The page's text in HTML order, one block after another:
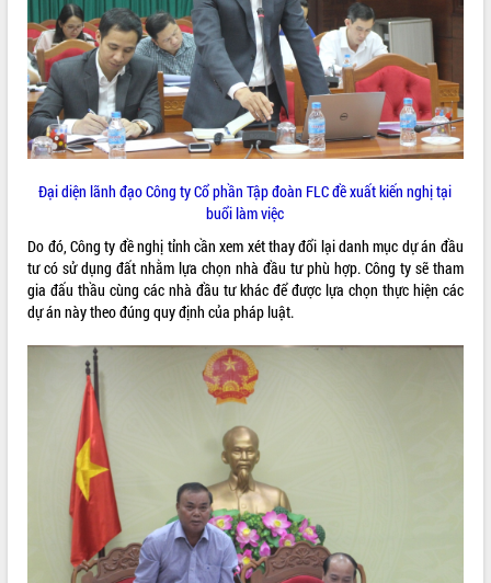
Khám bệnh, cấp phát thuốc miễn phí
và tặng quà người dân xã Cư Pui
Hội nghị UBND tỉnh Đắk Lắk thường kỳ
Lễ truy tặng danh hiệu “Bà Mẹ Việt
Nam Anh hùng” và trao Huân chương
Lao động
vụ 6 tháng cuối năm 2026
Kỳ họp thứ Hai, Hội đồng nhân dân
tỉnh khóa XI quyết nghị nhiều nội dung
quan trọng
Bí thư Tỉnh ủy Lương Nguyễn Minh
Triết thăm, tặng quà người có công với
cách mạng
Rà soát, hoàn thiện hệ thống thiết chế
văn hóa, thể thao đáp ứng yêu cầu
phát triển mới
ALBUM ẢNH
LIÊN KẾT WEB
Đại diện lãnh đạo Công ty Cổ phần Tập đoàn FLC đề xuất kiến nghị tại
buổi làm việc
Do đó, Công ty đề nghị tỉnh cần xem xét thay đổi lại danh mục dự án đầu
tư có sử dụng đất nhằm lựa chọn nhà đầu tư phù hợp. Công ty sẽ tham
gia đấu thầu cùng các nhà đầu tư khác để được lựa chọn thực hiện các
dự án này theo đúng quy định của pháp luật.